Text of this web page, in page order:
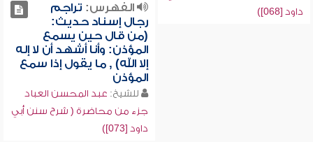
داود [068])
الفهرس: تراجم
رجال إسناد حديث:
(من قال حين يسمع
المؤذن: وأنا أشهد أن لا إله
إلا الله) , ما يقول إذا سمع
المؤذن
للشيخ: عبد المحسن العباد
جزء من محاضرة ( شرح سنن أبي
داود [073])